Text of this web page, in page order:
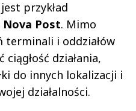
przykład
Nova Post. Mimo
terminali i oddziałów
działania,
do innych lokalizacji i
działalności.